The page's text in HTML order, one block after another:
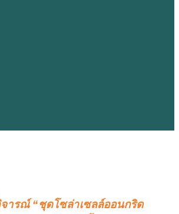
ารณ์ “ชุดโซล่าเซลล์ออนกริด